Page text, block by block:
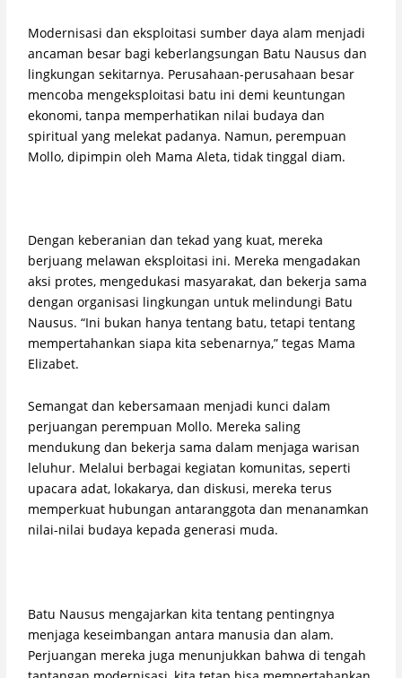
Modernisasi dan eksploitasi sumber daya alam menjadi
ancaman besar bagi keberlangsungan Batu Nausus dan
lingkungan sekitarnya. Perusahaan-perusahaan besar
mencoba mengeksploitasi batu ini demi keuntungan
ekonomi, tanpa memperhatikan nilai budaya dan
spiritual yang melekat padanya. Namun, perempuan
Mollo, dipimpin oleh Mama Aleta, tidak tinggal diam.
Dengan keberanian dan tekad yang kuat, mereka
berjuang melawan eksploitasi ini. Mereka mengadakan
aksi protes, mengedukasi masyarakat, dan bekerja sama
dengan organisasi lingkungan untuk melindungi Batu
Nausus. “Ini bukan hanya tentang batu, tetapi tentang
mempertahankan siapa kita sebenarnya,” tegas Mama
Elizabet.
Semangat dan kebersamaan menjadi kunci dalam
perjuangan perempuan Mollo. Mereka saling
mendukung dan bekerja sama dalam menjaga warisan
leluhur. Melalui berbagai kegiatan komunitas, seperti
upacara adat, lokakarya, dan diskusi, mereka terus
memperkuat hubungan antaranggota dan menanamkan
nilai-nilai budaya kepada generasi muda.
Batu Nausus mengajarkan kita tentang pentingnya
menjaga keseimbangan antara manusia dan alam.
Perjuangan mereka juga menunjukkan bahwa di tengah